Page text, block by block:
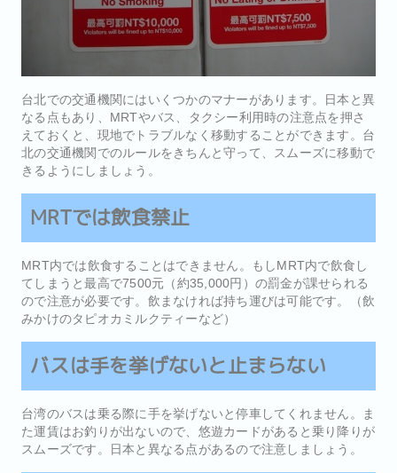
台北での交通機関にはいくつかのマナーがあります。日本と異
なる点もあり、MRTやバス、タクシー利用時の注意点を押さ
えておくと、現地でトラブルなく移動することができます。台
北の交通機関でのルールをきちんと守って、スムーズに移動で
きるようにしましょう。
MRTでは飲食禁止
MRT内では飲食することはできません。もしMRT内で飲食し
てしまうと最高で7500元（約35,000円）の罰金が課せられる
ので注意が必要です。飲まなければ持ち運びは可能です。（飲
みかけのタピオカミルクティーなど）
バスは手を挙げないと止まらない
台湾のバスは乗る際に手を挙げないと停車してくれません。ま
た運賃はお釣りが出ないので、悠遊カードがあると乗り降りが
スムーズです。日本と異なる点があるので注意しましょう。